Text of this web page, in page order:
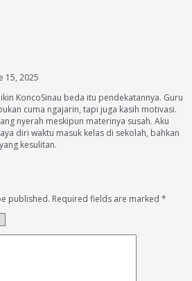
15, 2025
KoncoSinau beda itu pendekatannya. Guru
cuma ngajarin, tapi juga kasih motivasi.
nyerah meskipun materinya susah. Aku
diri waktu masuk kelas di sekolah, bahkan
kesulitan.
published. Required fields are marked *